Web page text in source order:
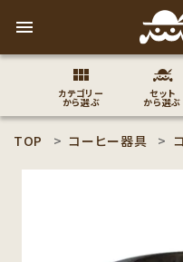
menu
カテゴリー
から選ぶ
セット
から選ぶ
TOP コーヒー器具